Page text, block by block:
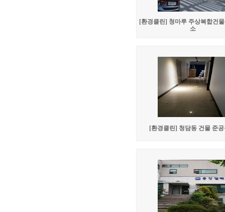
[환경클린] 청마루 주상복합건
소
[환경클린] 청담동 건물 준